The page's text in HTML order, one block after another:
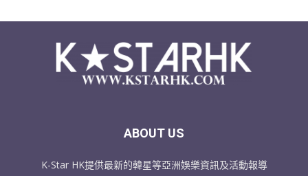
ABOUT US
K-Star HK提供最新的韓星等亞洲娛樂資訊及活動報導